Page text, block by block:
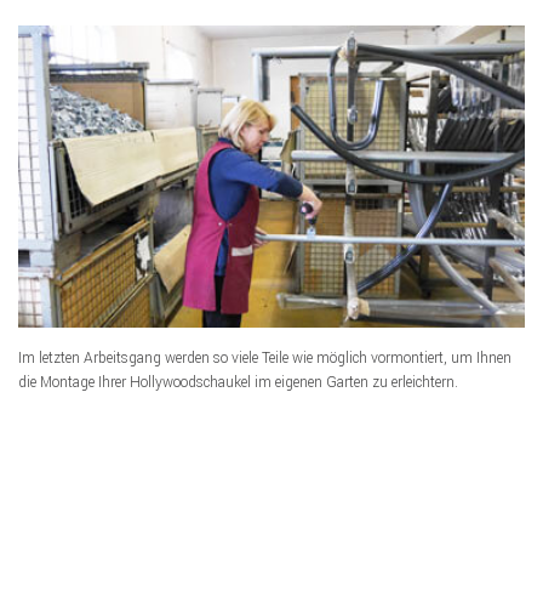
Im letzten Arbeitsgang werden so viele Teile wie möglich vormontiert, um Ihnen
die Montage Ihrer Hollywoodschaukel im eigenen Garten zu erleichtern.